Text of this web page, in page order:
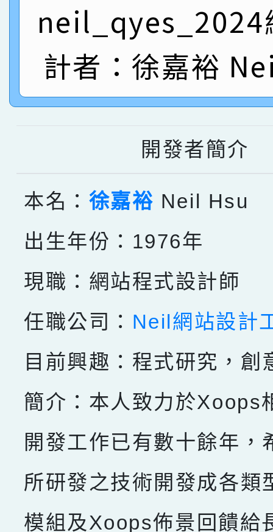
名
倩參加桃園市科展 國
名 指導老師王老師、
賀！本校四年二班張O
園市英語競賽國小朗讀
指導老師林老師
賀！本校參加桃園市中
賽 劉文瑛教師榮獲教
臺灣台語-第二名
賀！本校參與2026世
市賽榮獲科學小創客佳
neil_qyes_2024
計者：徐嘉裕
開發者簡介
本名： 徐嘉裕 Neil Hsu
出生年份：1976年
現職：網站程式設計師
任職公司： Neil網站設計
目前興趣：程式研究，創
簡介：本人致力於Xoops
開發工作已有數十餘年，
所研發之技術開發成各類
模組及Xoops佈景回饋給